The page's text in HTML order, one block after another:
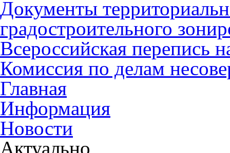
Документы
градостроительного
Всероссийская перепись
Комиссия по делам
Главная
Информация
Новости
Актуально